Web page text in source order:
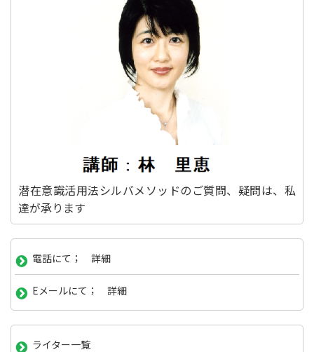
潜在意識活用法シルバメソッドのご質問、疑問は、私
達が承ります
電話にて； 詳細
Eメールにて； 詳細
ライター一覧